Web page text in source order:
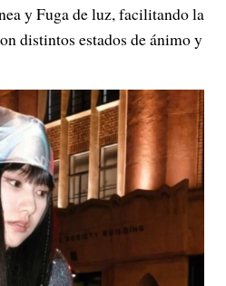
y Fuga de luz, facilitando la
distintos estados de ánimo y